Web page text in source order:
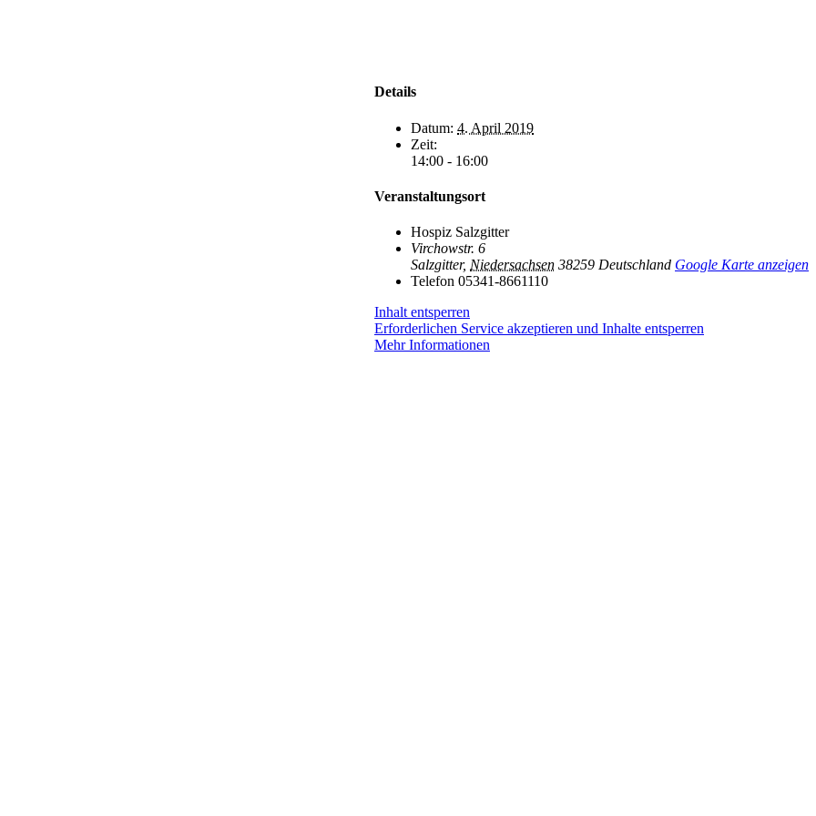
Details
Datum: 4. April 2019
Zeit:
14:00 - 16:00
Veranstaltungsort
Hospiz Salzgitter
Virchowstr. 6
Salzgitter, Niedersachsen 38259 Deutschland Google Karte anzeigen
Telefon 05341-8661110
Inhalt entsperren
Erforderlichen Service akzeptieren und Inhalte entsperren
Mehr Informationen